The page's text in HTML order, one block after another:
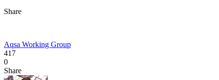
Share
Aqsa Working Group
417
0
Share